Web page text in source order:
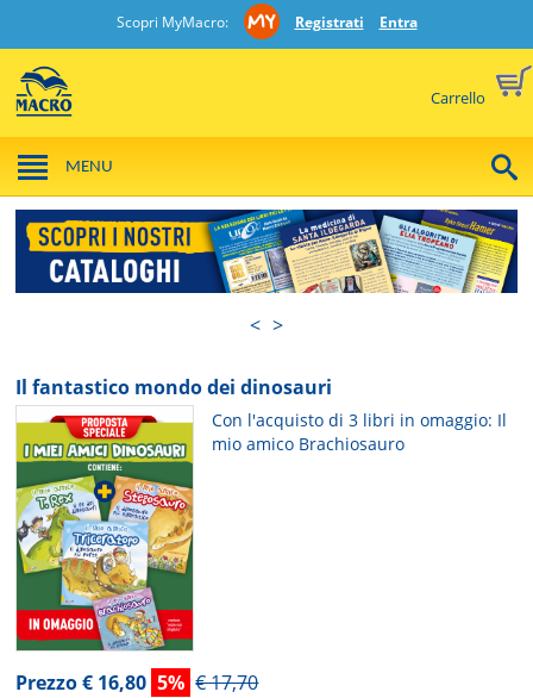
Scopri MyMacro: Registrati Entra
Carrello
MENU
< >
Il fantastico mondo dei dinosauri
Con l'acquisto di 3 libri in omaggio: Il
mio amico Brachiosauro
Prezzo € 16,80 5% € 17,70